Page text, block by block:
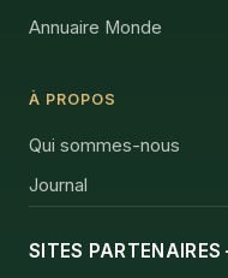
Annuaire Monde
À PROPOS
Qui sommes-nous
Journal
SITES